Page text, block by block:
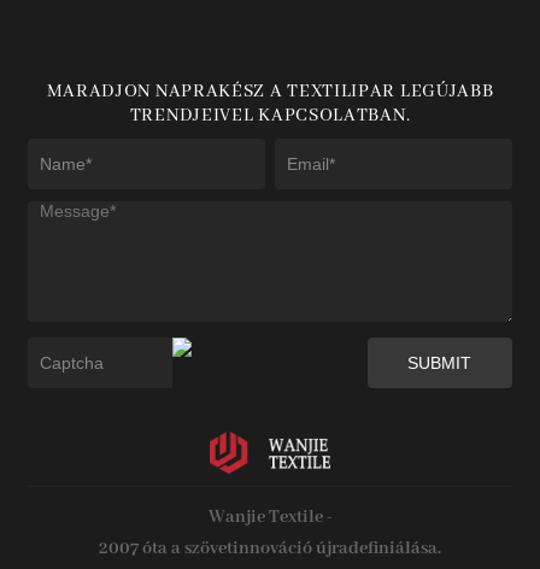
MARADJON NAPRAKÉSZ A TEXTILIPAR LEGÚJABB
TRENDJEIVEL KAPCSOLATBAN.
Wanjie Textile -
2007 óta a szövetinnováció újradefiniálása.